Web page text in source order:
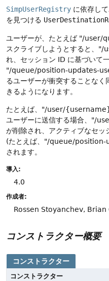
SimpUserRegistry に依存し
を見つける
ユーザーが、たとえば "/
スクライブしようとすると、"/
れ、セッション ID に基づいて
"/queue/position-updates-
るユーザーが衝突することな
きるようになります。
たとえば、"/user/
ユーザーに送信する場合、"/
が削除され、アクティブなセッ
(たとえば、"/queue/
されます。
導入:
4.0
作成者:
Rossen Stoyanchev, Brian
コンストラクター概要
コンストラクター
コンストラクター